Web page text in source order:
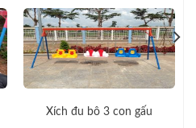
Xích đu bô 3 con gấu